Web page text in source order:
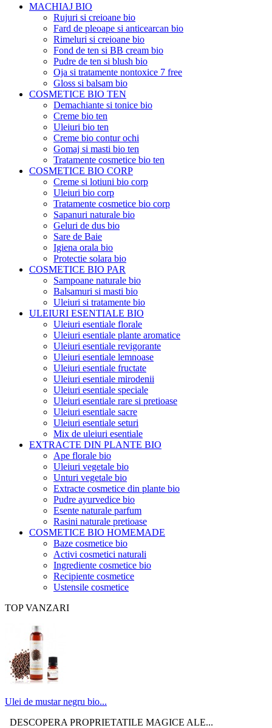
MACHIAJ BIO
Rujuri si creioane bio
Fard de pleoape si anticearcan bio
Rimeluri si creioane bio
Fond de ten si BB cream bio
Pudre de ten si blush bio
Oja si tratamente nontoxice 7 free
Gloss si balsam bio
COSMETICE BIO TEN
Demachiante si tonice bio
Creme bio ten
Uleiuri bio ten
Creme bio contur ochi
Gomaj si masti bio ten
Tratamente cosmetice bio ten
COSMETICE BIO CORP
Creme si lotiuni bio corp
Uleiuri bio corp
Tratamente cosmetice bio corp
Sapanuri naturale bio
Geluri de dus bio
Sare de Baie
Igiena orala bio
Protectie solara bio
COSMETICE BIO PAR
Sampoane naturale bio
Balsamuri si masti bio
Uleiuri si tratamente bio
ULEIURI ESENTIALE BIO
Uleiuri esentiale florale
Uleiuri esentiale plante aromatice
Uleiuri esentiale revigorante
Uleiuri esentiale lemnoase
Uleiuri esentiale fructate
Uleiuri esentiale mirodenii
Uleiuri esentiale speciale
Uleiuri esentiale rare si pretioase
Uleiuri esentiale sacre
Uleiuri esentiale seturi
Mix de uleiuri esentiale
EXTRACTE DIN PLANTE BIO
Ape florale bio
Uleiuri vegetale bio
Unturi vegetale bio
Extracte cosmetice din plante bio
Pudre ayurvedice bio
Esente naturale parfum
Rasini naturale pretioase
COSMETICE BIO HOMEMADE
Baze cosmetice bio
Activi cosmetici naturali
Ingrediente cosmetice bio
Recipiente cosmetice
Ustensile cosmetice
TOP VANZARI
Ulei de mustar negru bio...
DESCOPERA PROPRIETATILE MAGICE ALE...